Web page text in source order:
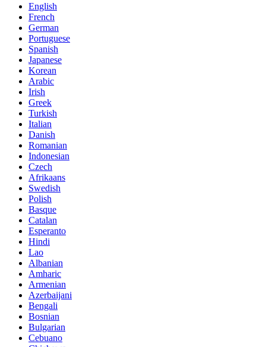
English
French
German
Portuguese
Spanish
Japanese
Korean
Arabic
Irish
Greek
Turkish
Italian
Danish
Romanian
Indonesian
Czech
Afrikaans
Swedish
Polish
Basque
Catalan
Esperanto
Hindi
Lao
Albanian
Amharic
Armenian
Azerbaijani
Bengali
Bosnian
Bulgarian
Cebuano